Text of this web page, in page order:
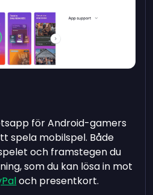
för Android-gamers
spela mobilspel. Både
och framstegen du
som du kan lösa in mot
och presentkort.